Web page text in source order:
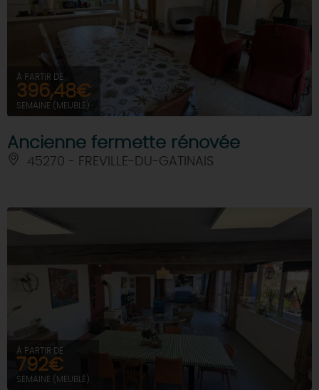
À PARTIR DE
396,48€
SEMAINE (MEUBLÉ)
Ancienne fermette rénovée
45270 - FREVILLE-DU-GATINAIS
À PARTIR DE
792€
SEMAINE (MEUBLÉ)